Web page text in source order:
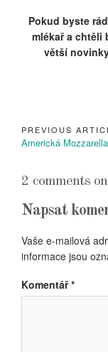
Pokud byste
mlékař a chtěli
větší
Navigace
příspěvek
PREVIOUS
Previous
Americká Mozzarella
2 comments
Napsat
Vaše e-mailová
informace jsou
Komentář*